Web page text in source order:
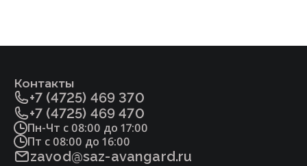
Контакты
+7 (4725) 469 370
+7 (4725) 469 470
Пн-Чт с 08:00 до 17:00
Пт с 08:00 до 16:00
zavod@saz-avangard.ru